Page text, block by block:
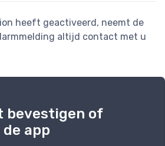
heeft geactiveerd, neemt de
altijd contact met u
bevestigen of
app